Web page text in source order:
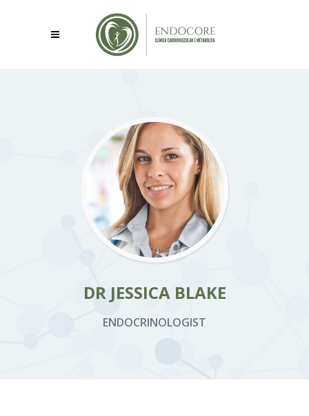
DR JESSICA BLAKE
ENDOCRINOLOGIST